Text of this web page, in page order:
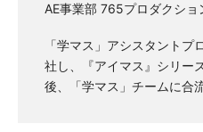
AE事業部 765プロダクショ
「学マス」アシスタント
社し、『アイマス』シリー
後、「学マス」チームに合流